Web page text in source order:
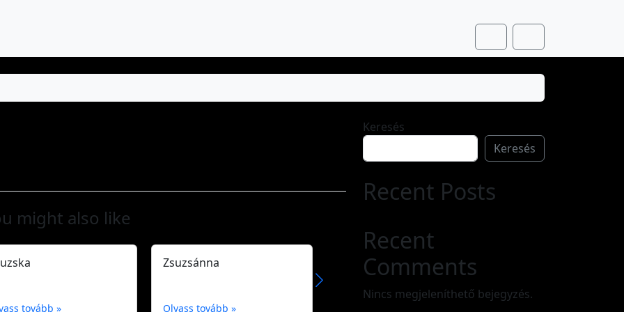
AccountCart
might also like
tovább »
Zsuzsánna
Olvass tovább »
Zsuzsanna
Keresés
Keresés
Recent Posts
Recent
Comments
Nincs megjeleníthető bejegyzés.